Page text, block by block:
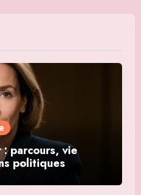
: parcours, vie
politiques